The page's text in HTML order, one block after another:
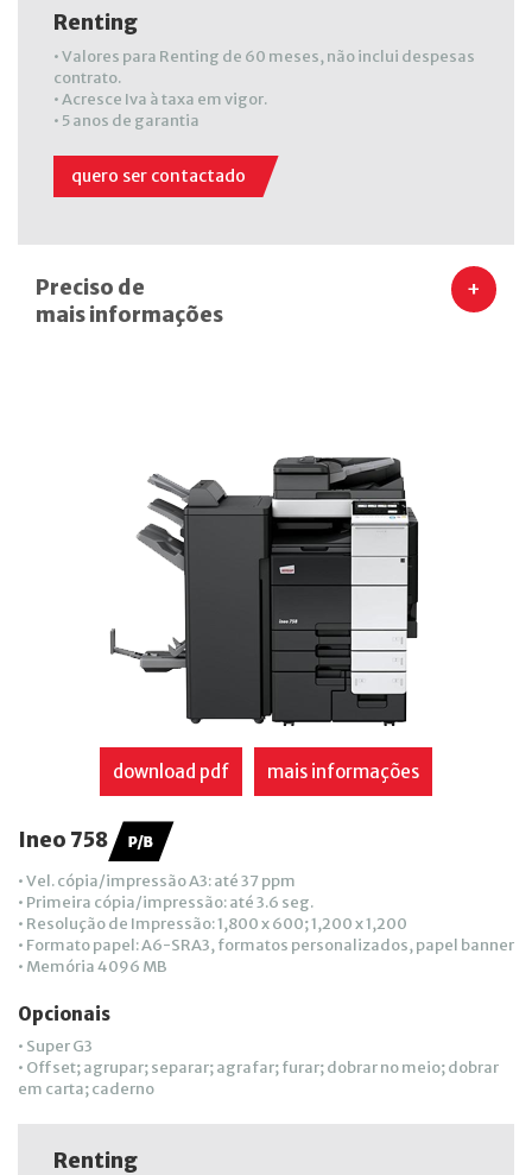
Renting
• Valores para Renting de 60 meses, não inclui despesas
contrato.
• Acresce Iva à taxa em vigor.
• 5 anos de garantia
quero ser contactado
Preciso de
mais informações
+
download pdf mais informações
Ineo 758
• Vel. cópia/impressão A3: até 37 ppm
• Primeira cópia/impressão: até 3.6 seg.
• Resolução de Impressão: 1,800 x 600; 1,200 x 1,200
• Formato papel: A6-SRA3, formatos personalizados, papel banner
• Memória 4096 MB
Opcionais
• Super G3
• Offset; agrupar; separar; agrafar; furar; dobrar no meio; dobrar
em carta; caderno
Renting